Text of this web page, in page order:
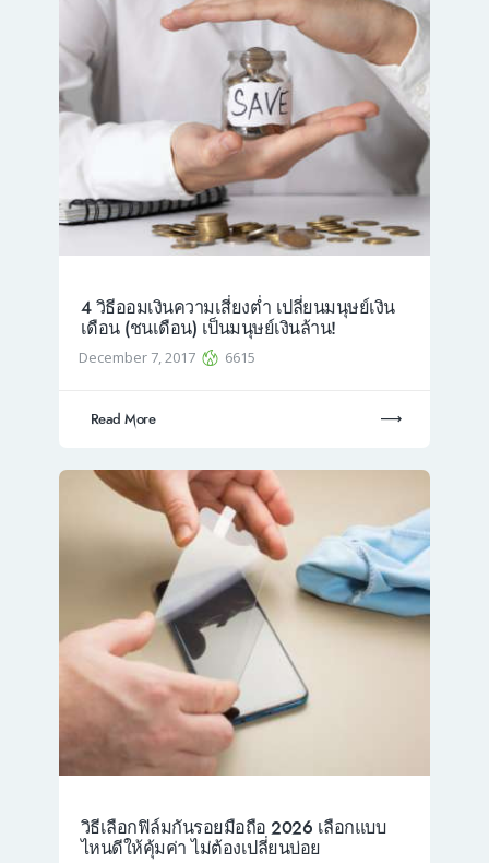
4 วิธีออมเงินความเสี่ยงต่ำ เปลี่ยนมนุษย์เงิน
เดือน (ชนเดือน) เป็นมนุษย์เงินล้าน!
December 7, 2017 6615
Read More
วิธีเลือกฟิล์มกันรอยมือถือ 2026 เลือกแบบ
ไหนดีให้คุ้มค่า ไม่ต้องเปลี่ยนบ่อย